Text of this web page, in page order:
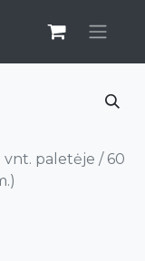
vnt. paletėje / 60